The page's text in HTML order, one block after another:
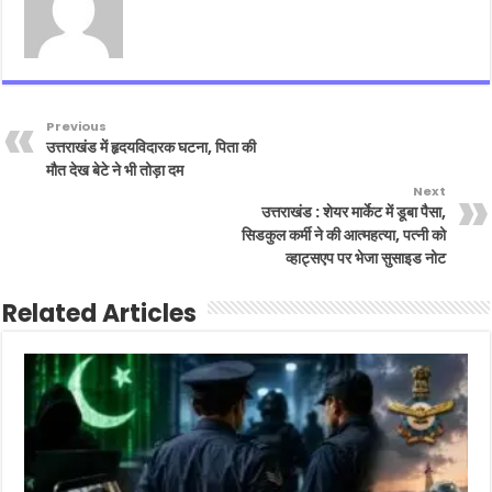
Previous
उत्तराखंड में हृदयविदारक घटना, पिता की
मौत देख बेटे ने भी तोड़ा दम
Next
उत्तराखंड : शेयर मार्केट में डूबा पैसा,
सिडकुल कर्मी ने की आत्महत्या, पत्नी को
व्हाट्सएप पर भेजा सुसाइड नोट
Related Articles